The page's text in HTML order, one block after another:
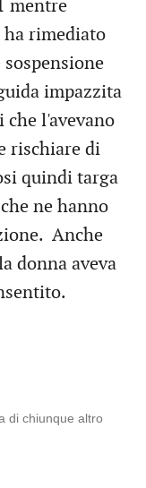
mentre
ha rimediato
impazzita
che l'avevano
rischiare di
quindi targa
ne hanno
Anche
donna aveva
di chiunque altro